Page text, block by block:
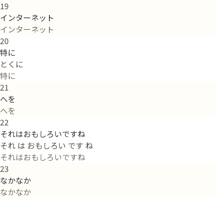
19
インターネット
インターネット
20
特に
とくに
特に
21
へを
へを
22
それはおもしろいですね
それ は おもしろい です ね
それはおもしろいですね
23
なかなか
なかなか